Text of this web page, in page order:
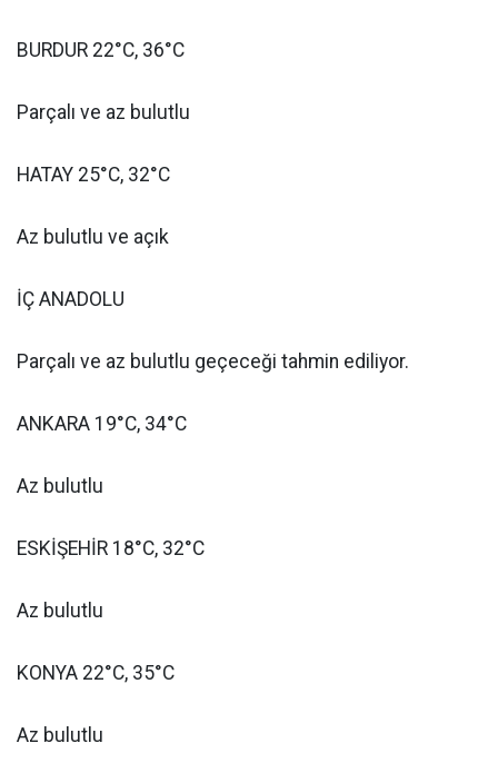
BURDUR 22°C, 36°C
Parçalı ve az bulutlu
HATAY 25°C, 32°C
Az bulutlu ve açık
İÇ ANADOLU
Parçalı ve az bulutlu geçeceği tahmin ediliyor.
ANKARA 19°C, 34°C
Az bulutlu
ESKİŞEHİR 18°C, 32°C
Az bulutlu
KONYA 22°C, 35°C
Az bulutlu